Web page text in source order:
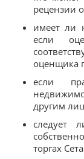
рецензии
имеет ли
если
оценщика
если
другим
следует
торгах